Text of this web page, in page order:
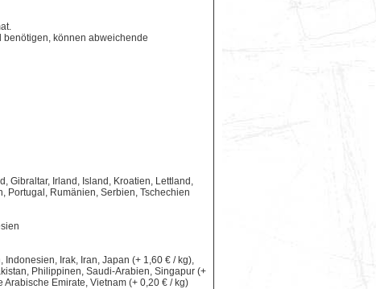
können abweichende
Gibraltar, Irland, Island, Kroatien, Lettland,
Portugal, Rumänien, Serbien, Tschechien
Irak, Iran, Japan (+ 1,60 € / kg),
Philippinen, Saudi-Arabien, Singapur (+
Emirate, Vietnam (+ 0,20 € / kg)